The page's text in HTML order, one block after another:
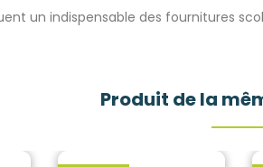
un indispensable des fournitures
Produit de la